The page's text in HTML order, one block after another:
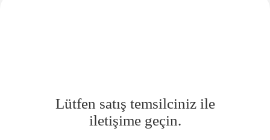
Lütfen satış temsilciniz ile
iletişime geçin.